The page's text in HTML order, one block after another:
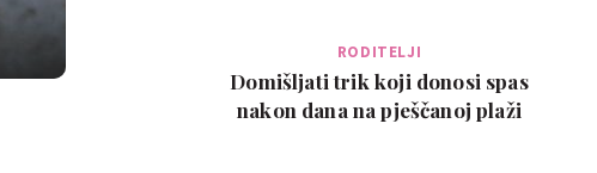
RODITELJI
Domišljati trik koji donosi spas
nakon dana na pješčanoj plaži